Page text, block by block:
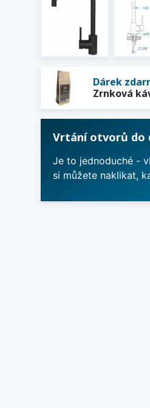
Dárek
Zrnková
Vrtání otvorů do
Je to jednoduché -
si můžete naklikat,